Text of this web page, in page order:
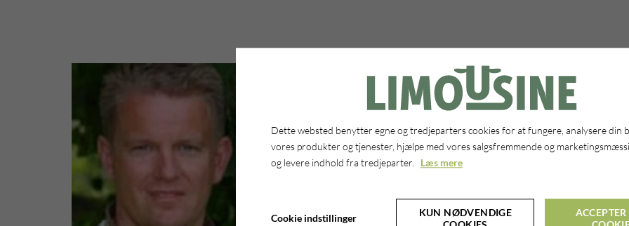
Dette websted benytter egne og tredjeparters cookies for at fungere, analysere din
vores produkter og tjenester, hjælpe med vores salgsfremmende og
og levere indhold fra tredjeparter. Læs mere
Cookie indstillinger
KUN NØDVENDIGE
ACCEPTER